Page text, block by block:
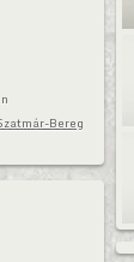
Bereg